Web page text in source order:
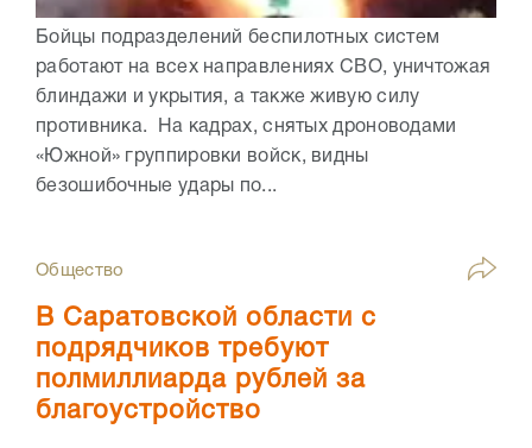
Бойцы подразделений беспилотных систем
работают на всех направлениях СВО, уничтожая
блиндажи и укрытия, а также живую силу
противника. На кадрах, снятых дроноводами
«Южной» группировки войск, видны
безошибочные удары по...
Общество
В Саратовской области с
подрядчиков требуют
полмиллиарда рублей за
благоустройство